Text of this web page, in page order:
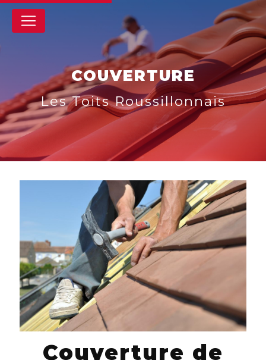
COUVERTURE
Les Toits Roussillonnais
Couverture de
Panneau de gestion des cookies